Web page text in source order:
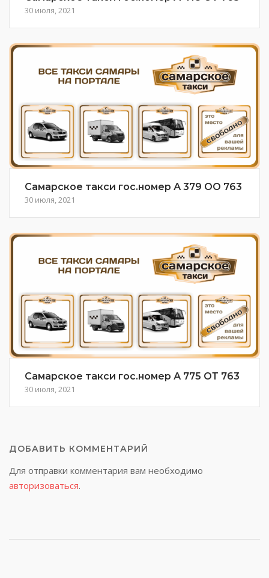
30 июля, 2021
Самарское такси гос.номер А 379 ОО 763
30 июля, 2021
Самарское такси гос.номер А 775 ОТ 763
30 июля, 2021
ДОБАВИТЬ КОММЕНТАРИЙ
Для отправки комментария вам необходимо
авторизоваться.